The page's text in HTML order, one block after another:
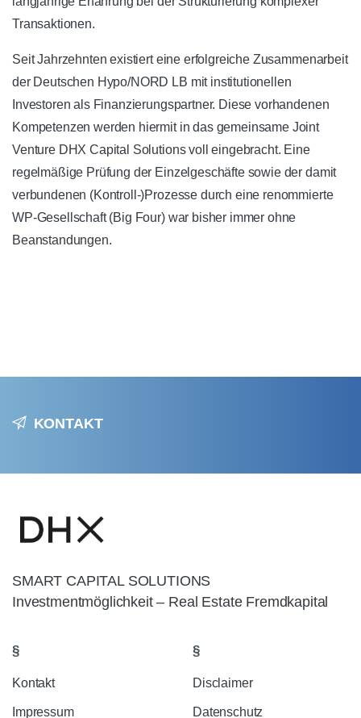
Transaktionen.
Seit Jahrzehnten existiert eine erfolgreiche Zusammenarbeit
der Deutschen Hypo/NORD LB mit institutionellen
Investoren als Finanzierungspartner. Diese vorhandenen
Kompetenzen werden hiermit in das gemeinsame Joint
Venture DHX Capital Solutions voll eingebracht. Eine
regelmäßige Prüfung der Einzelgeschäfte sowie der damit
verbundenen (Kontroll-)Prozesse durch eine renommierte
WP-Gesellschaft (Big Four) war bisher immer ohne
Beanstandungen.
KONTAKT
SMART CAPITAL SOLUTIONS
Investmentmöglichkeit – Real Estate Fremdkapital
§
Kontakt
Impressum
§
Disclaimer
Datenschutz